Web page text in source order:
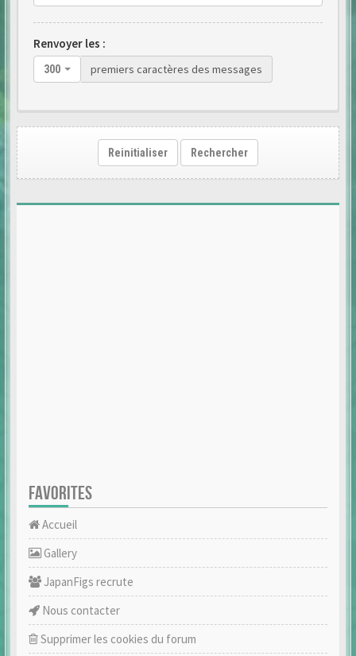
Renvoyer les :
300 premiers caractères des messages
Reinitialiser Rechercher
FAVORITES
Accueil
Gallery
JapanFigs recrute
Nous contacter
Supprimer les cookies du forum